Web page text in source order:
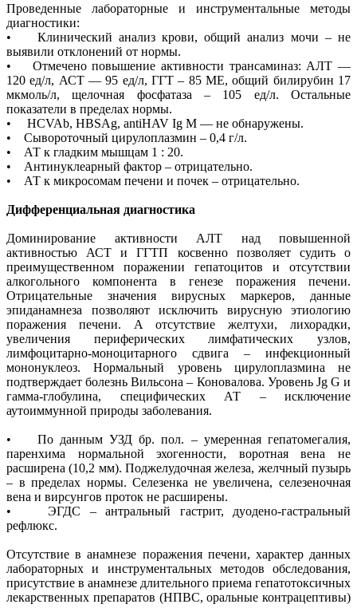
Проведенные лабораторные и инструментальные методы
диагностики:
• Клинический анализ крови, общий анализ мочи – не
выявили отклонений от нормы.
• Отмечено повышение активности трансаминаз: АЛТ —
120 ед/л, АСТ — 95 ед/л, ГГТ – 85 МЕ, общий билирубин 17
мкмоль/л, щелочная фосфатаза – 105 ед/л. Остальные
показатели в пределах нормы.
• HCVAb, HBSAg, antiHAV Ig M — не обнаружены.
• Сывороточный цирулоплазмин – 0,4 г/л.
• АТ к гладким мышцам 1 : 20.
• Антинуклеарный фактор – отрицательно.
• АТ к микросомам печени и почек – отрицательно.
Дифференциальная диагностика
Доминирование активности АЛТ над повышенной
активностью АСТ и ГГТП косвенно позволяет судить о
преимущественном поражении гепатоцитов и отсутствии
алкогольного компонента в генезе поражения печени.
Отрицательные значения вирусных маркеров, данные
эпиданамнеза позволяют исключить вирусную этиологию
поражения печени. А отсутствие желтухи, лихорадки,
увеличения периферических лимфатических узлов,
лимфоцитарно-моноцитарного сдвига – инфекционный
мононуклеоз. Нормальный уровень цирулоплазмина не
подтверждает болезнь Вильсона – Коновалова. Уровень Jg G и
гамма-глобулина, специфических АТ – исключение
аутоиммунной природы заболевания.
• По данным УЗД бр. пол. – умеренная гепатомегалия,
паренхима нормальной эхогенности, воротная вена не
расширена (10,2 мм). Поджелудочная железа, желчный пузырь
– в пределах нормы. Селезенка не увеличена, селезеночная
вена и вирсунгов проток не расширены.
• ЭГДС – антральный гастрит, дуодено-гастральный
рефлюкс.
Отсутствие в анамнезе поражения печени, характер данных
лабораторных и инструментальных методов обследования,
присутствие в анамнезе длительного приема гепатотоксичных
лекарственных препаратов (НПВС, оральные контрацептивы)